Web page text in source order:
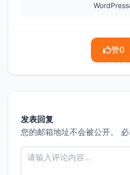
赞0
发表回复
您的邮箱地址不会被公开。